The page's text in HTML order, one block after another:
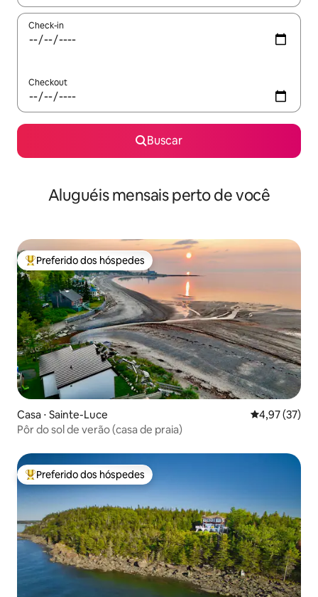
Check-in
Checkout
Buscar
Aluguéis mensais perto de você
Entre os melhores preferidos dos hóspedes
Preferido dos hóspedes
Casa ⋅ Sainte-Luce 4,97 de uma
4,97 (37)
Pôr do sol de verão (casa de praia)
Entre os melhores preferidos dos hóspedes
Preferido dos hóspedes